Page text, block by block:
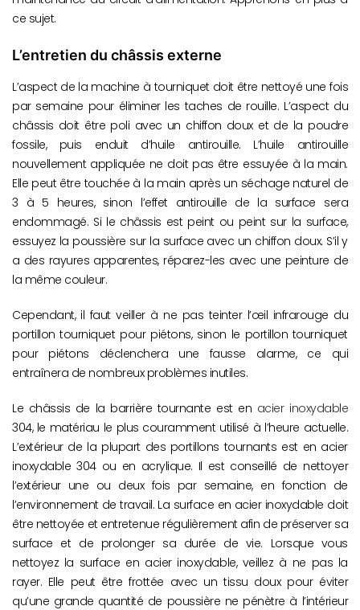
ce sujet.
L’entretien du châssis externe
L’aspect de la machine à tourniquet doit être nettoyé une fois
par semaine pour éliminer les taches de rouille. L’aspect du
châssis doit être poli avec un chiffon doux et de la poudre
fossile, puis enduit d’huile antirouille. L’huile antirouille
nouvellement appliquée ne doit pas être essuyée à la main.
Elle peut être touchée à la main après un séchage naturel de
3 à 5 heures, sinon l’effet antirouille de la surface sera
endommagé. Si le châssis est peint ou peint sur la surface,
essuyez la poussière sur la surface avec un chiffon doux. S’il y
a des rayures apparentes, réparez-les avec une peinture de
la même couleur.
Cependant, il faut veiller à ne pas teinter l’œil infrarouge du
portillon tourniquet pour piétons, sinon le portillon tourniquet
pour piétons déclenchera une fausse alarme, ce qui
entraînera de nombreux problèmes inutiles.
Le châssis de la barrière tournante est en acier inoxydable
304, le matériau le plus couramment utilisé à l’heure actuelle.
L’extérieur de la plupart des portillons tournants est en acier
inoxydable 304 ou en acrylique. Il est conseillé de nettoyer
l’extérieur une ou deux fois par semaine, en fonction de
l’environnement de travail. La surface en acier inoxydable doit
être nettoyée et entretenue régulièrement afin de préserver sa
surface et de prolonger sa durée de vie. Lorsque vous
nettoyez la surface en acier inoxydable, veillez à ne pas la
rayer. Elle peut être frottée avec un tissu doux pour éviter
qu’une grande quantité de poussière ne pénètre à l’intérieur